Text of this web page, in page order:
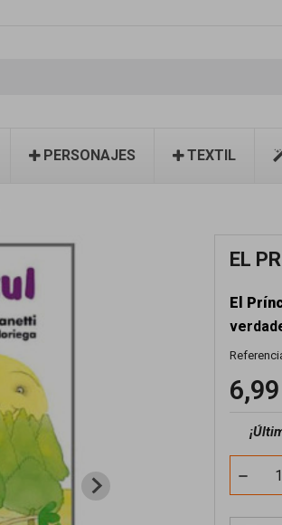
PERSONAJES TEXTIL
EL
El
¡